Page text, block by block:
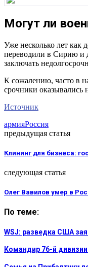
Могут ли
Уже несколько лет как
переводили в Сирию и
заключать
К сожалению, часто в
срочники оказывались
Источник
армияРоссия
предыдущая статья
Клининг для бизнеса:
следующая статья
Олег Вавилов умер в
По теме:
WSJ: разведка США
Командир 76-й